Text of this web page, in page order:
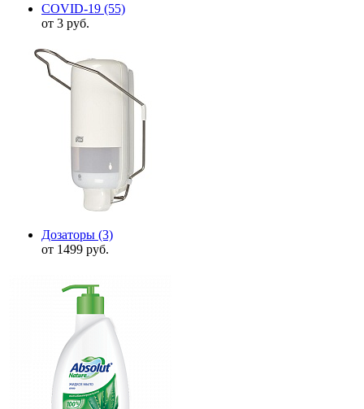
COVID-19 (55)
от 3 руб.
Дозаторы (3)
от 1499 руб.